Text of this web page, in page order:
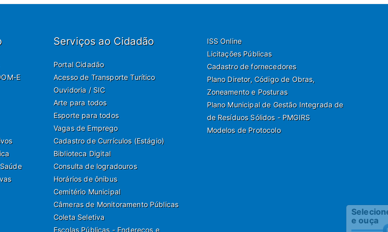
E
Serviços ao Cidadão
Portal Cidadão
Acesso de Transporte Turítico
Ouvidoria / SIC
Arte para todos
Esporte para todos
Vagas de Emprego
Cadastro de Currículos (Estágio)
Biblioteca Digital
Consulta de logradouros
Horários de ônibus
Cemitério Municipal
Câmeras de Monitoramento Públicas
Coleta Seletiva
Escolas Públicas - Endereços e
ISS Online
Licitações Públicas
Cadastro de fornecedores
Plano Diretor, Código de Obras,
Zoneamento e Posturas
Plano Municipal de Gestão Integrada de
de Resíduos Sólidos - PMGIRS
Modelos de Protocolo
Selecione